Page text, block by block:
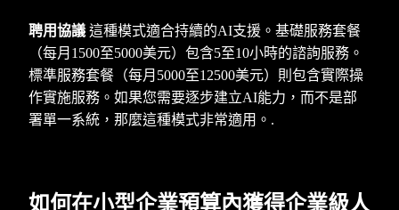
聘用協議 這種模式適合持續的AI支援。基礎服務套餐
（每月1500至5000美元）包含5至10小時的諮詢服務。
標準服務套餐（每月5000至12500美元）則包含實際操
作實施服務。如果您需要逐步建立AI能力，而不是部
署單一系統，那麼這種模式非常適用。.
如何在小型企業預算內獲得企業級人